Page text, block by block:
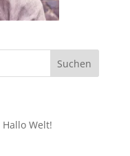
Hallo Welt!